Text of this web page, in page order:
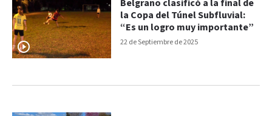
22 de Septiembre de 2025
Belgrano clasificó a la final de
la Copa del Túnel Subfluvial:
“Es un logro muy importante”